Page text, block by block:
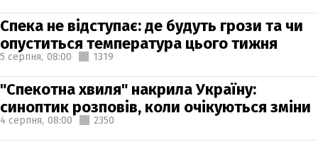
Спека не відступає: де будуть грози та чи
опуститься температура цього тижня
5 серпня, 08:00 1319
"Спекотна хвиля" накрила Україну:
синоптик розповів, коли очікуються зміни
4 серпня, 08:00 2350